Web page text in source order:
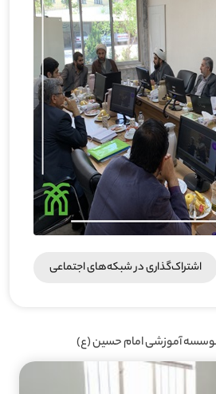
اشتراک‌گذاری در شبکه‎‌های اجتماعی
موسسه آموزشی امام حسین (ع)